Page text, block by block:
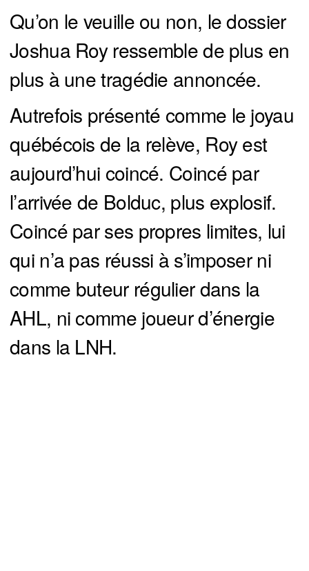
Qu’on le veuille ou non, le dossier
Joshua Roy ressemble de plus en
plus à une tragédie annoncée.
Autrefois présenté comme le joyau
québécois de la relève, Roy est
aujourd’hui coincé. Coincé par
l’arrivée de Bolduc, plus explosif.
Coincé par ses propres limites, lui
qui n’a pas réussi à s’imposer ni
comme buteur régulier dans la
AHL, ni comme joueur d’énergie
dans la LNH.